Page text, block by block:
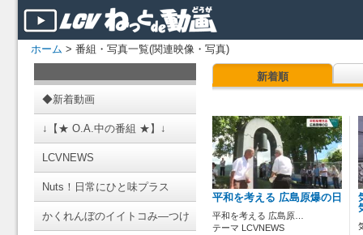
ホーム > 番組・写真一覧(関連映像・写真)
◆新着動画
↓【★ O.A.中の番組 ★】↓
LCVNEWS
Nuts！日常にひと味プラス
かくれんぼのイイトコみ―つけ
新着順
平和を考える 広島原爆の日
平和を考える 広島原…
テーマ LCVNEWS